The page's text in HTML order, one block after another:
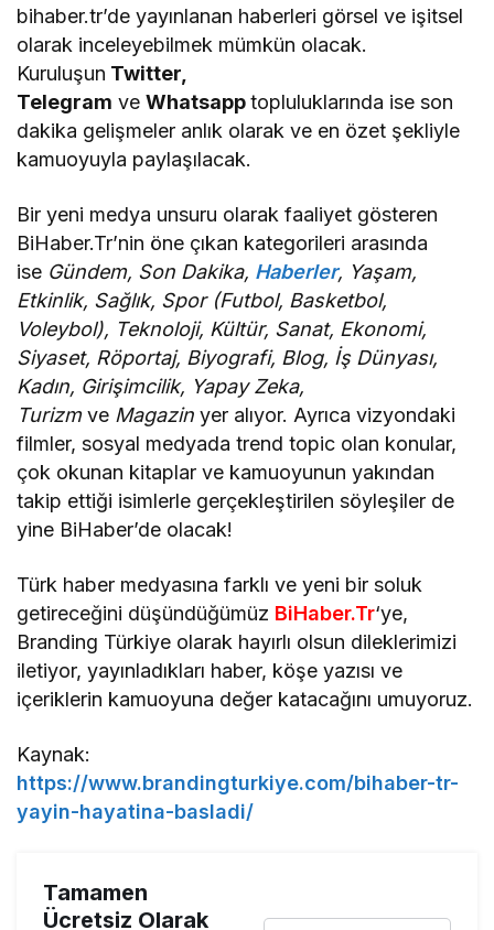
bihaber.tr’de yayınlanan haberleri görsel ve işitsel
olarak inceleyebilmek mümkün olacak.
Kuruluşun Twitter,
Telegram veWhatsapptopluluklarında ise son
dakika gelişmeler anlık olarak ve en özet şekliyle
kamuoyuyla paylaşılacak.
Bir yeni medya unsuru olarak faaliyet gösteren
BiHaber.Tr’nin öne çıkan kategorileri arasında
ise Gündem, Son Dakika, Haberler, Yaşam,
Etkinlik, Sağlık, Spor (Futbol, Basketbol,
Voleybol), Teknoloji, Kültür, Sanat, Ekonomi,
Siyaset, Röportaj, Biyografi, Blog, İş Dünyası,
Kadın, Girişimcilik, Yapay Zeka,
Turizmve Magazin yer alıyor. Ayrıca vizyondaki
filmler, sosyal medyada trend topic olan konular,
çok okunan kitaplar ve kamuoyunun yakından
takip ettiği isimlerle gerçekleştirilen söyleşiler de
yine BiHaber’de olacak!
Türk haber medyasına farklı ve yeni bir soluk
getireceğini düşündüğümüz BiHaber.Tr‘ye,
Branding Türkiye olarak hayırlı olsun dileklerimizi
iletiyor, yayınladıkları haber, köşe yazısı ve
içeriklerin kamuoyuna değer katacağını umuyoruz.
Kaynak:
https://www.brandingturkiye.com/bihaber-tr-
yayin-hayatina-basladi/
Tamamen
Ücretsiz Olarak